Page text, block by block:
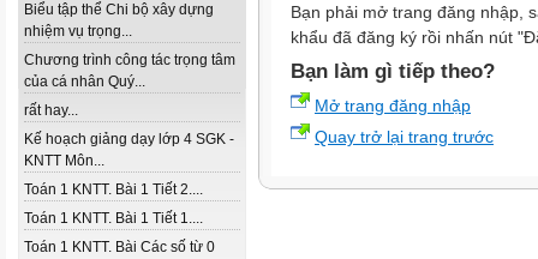
Biểu tập thể Chi bộ xây dựng
nhiệm vụ trọng...
Chương trình công tác trọng tâm
của cá nhân Quý...
rất hay...
Kế hoạch giảng dạy lớp 4 SGK -
KNTT Môn...
Toán 1 KNTT. Bài 1 Tiết 2....
Toán 1 KNTT. Bài 1 Tiết 1....
Toán 1 KNTT. Bài Các số từ 0
Bạn phải mở trang đăng nhập,
khẩu đã đăng ký rồi nhấn nút
Bạn làm gì tiếp theo?
Mở trang đăng nhập
Quay trở lại trang trước